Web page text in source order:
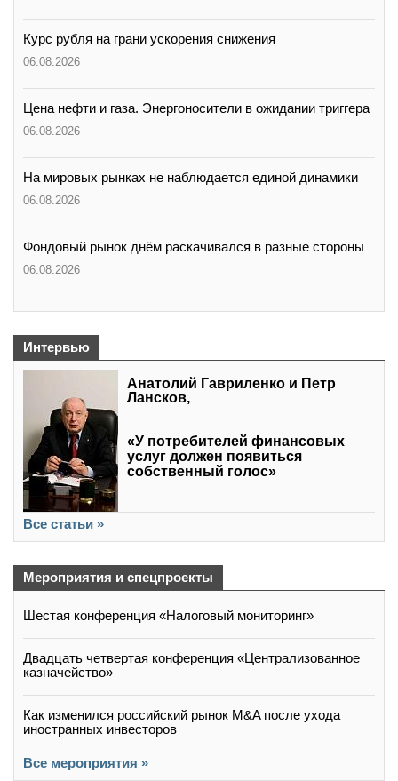
Курс рубля на грани ускорения снижения
06.08.2026
Цена нефти и газа. Энергоносители в ожидании триггера
06.08.2026
На мировых рынках не наблюдается единой динамики
06.08.2026
Фондовый рынок днём раскачивался в разные стороны
06.08.2026
Интервью
Анатолий Гавриленко и Петр
Лансков,
«У потребителей финансовых
услуг должен появиться
собственный голос»
Все статьи »
Мероприятия и спецпроекты
Шестая конференция «Налоговый мониторинг»
Двадцать четвертая конференция «Централизованное
казначейство»
Как изменился российский рынок M&A после ухода
иностранных инвесторов
Все мероприятия »